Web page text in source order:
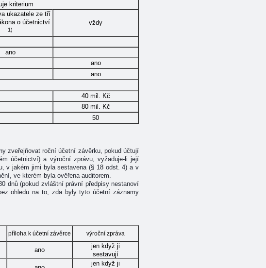
kriterium
ukazatele ze tří
o účetnictví
1)
vždy
ano
ano
ano
40 mil. Kč
80 mil. Kč
50
zveřejňovat roční účetní závěrku, pokud účtují
účetnictví) a výroční zprávu, vyžaduje-li její
v jakém jimi byla sestavena (§ 18 odst. 4) a v
ve kterém byla ověřena auditorem.
dnů (pokud zvláštní právní předpisy nestanoví
ohledu na to, zda byly tyto účetní záznamy
příloha k účetní závěrce výroční zpráva
ano
jen když ji
sestavují
jen když ji